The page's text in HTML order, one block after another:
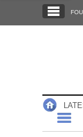
NOTIFIED NEWS